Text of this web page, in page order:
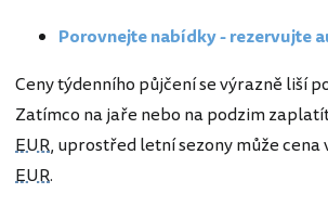
Porovnejte nabídky - rezervujte
Ceny týdenního půjčení se výrazně liší
Zatímco na jaře nebo na podzim
EUR, uprostřed letní sezony může cena
EUR.